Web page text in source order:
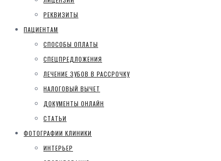
РЕКВИЗИТЫ
ПАЦИЕНТАМ
СПОСОБЫ ОПЛАТЫ
СПЕЦПРЕДЛОЖЕНИЯ
ЛЕЧЕНИЕ ЗУБОВ В РАССРОЧКУ
НАЛОГОВЫЙ ВЫЧЕТ
ДОКУМЕНТЫ ОНЛАЙН
СТАТЬИ
ФОТОГРАФИИ КЛИНИКИ
ИНТЕРЬЕР